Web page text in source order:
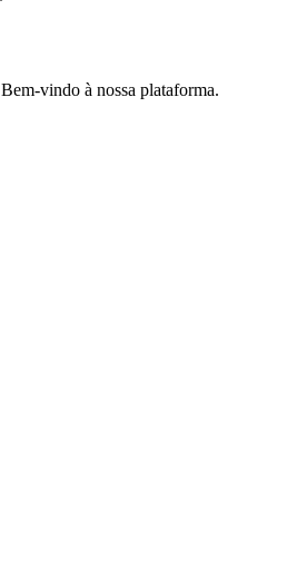
Bem-vindo à nossa plataforma.